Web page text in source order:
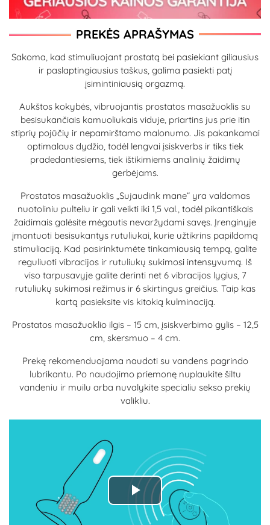
PREKĖS APRAŠYMAS
Sakoma, kad stimuliuojant prostatą bei pasiekiant giliausius
ir paslaptingiausius taškus, galima pasiekti patį
įsimintiniausią orgazmą.
Aukštos kokybės, vibruojantis prostatos masažuoklis su
besisukančiais kamuoliukais viduje, priartins jus prie itin
stiprių pojūčių ir nepamirštamo malonumo. Jis pakankamai
optimalaus dydžio, todėl lengvai įsiskverbs ir tiks tiek
pradedantiesiems, tiek ištikimiems analinių žaidimų
gerbėjams.
Prostatos masažuoklis „Sujaudink mane“ yra valdomas
nuotoliniu pulteliu ir gali veikti iki 1,5 val., todėl pikantiškais
žaidimais galėsite mėgautis nevaržydami savęs. Įrenginyje
įmontuoti besisukantys rutuliukai, kurie užtikrins papildomą
stimuliaciją. Kad pasirinktumėte tinkamiausią tempą, galite
reguliuoti vibracijos ir rutuliukų sukimosi intensyvumą. Iš
viso tarpusavyje galite derinti net 6 vibracijos lygius, 7
rutuliukų sukimosi režimus ir 6 skirtingus greičius. Taip kas
kartą pasieksite vis kitokią kulminaciją.
Prostatos masažuoklio ilgis – 15 cm, įsiskverbimo gylis – 12,5
cm, skersmuo – 4 cm.
Prekę rekomenduojama naudoti su vandens pagrindo
lubrikantu. Po naudojimo priemonę nuplaukite šiltu
vandeniu ir muilu arba nuvalykite specialiu sekso prekių
valikliu.
Play